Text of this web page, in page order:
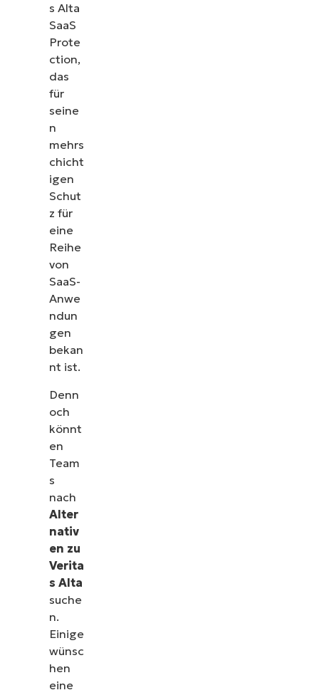
s Alta
SaaS
Prote
ction,
das
für
seine
n
mehrs
chicht
igen
Schut
z für
eine
Reihe
von
SaaS-
Anwe
ndun
gen
bekan
nt ist.
Denn
och
könnt
en
Team
s
nach
Alter
nativ
en zu
Verita
s Alta
suche
n.
Einige
wünsc
hen
eine